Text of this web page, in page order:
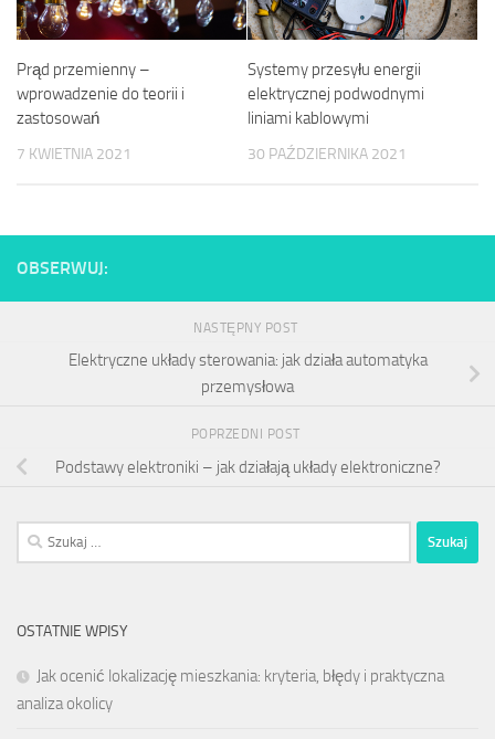
Prąd przemienny –
wprowadzenie do teorii i
zastosowań
7 KWIETNIA 2021
Systemy przesyłu energii
elektrycznej podwodnymi
liniami kablowymi
30 PAŹDZIERNIKA 2021
OBSERWUJ:
NASTĘPNY POST
Elektryczne układy sterowania: jak działa automatyka
przemysłowa
POPRZEDNI POST
Podstawy elektroniki – jak działają układy elektroniczne?
Szukaj:
OSTATNIE WPISY
Jak ocenić lokalizację mieszkania: kryteria, błędy i praktyczna
analiza okolicy